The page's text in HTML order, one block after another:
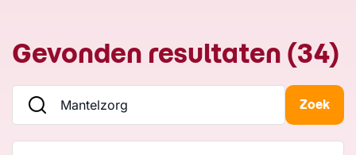
Gevonden resultaten (34)
Zoek